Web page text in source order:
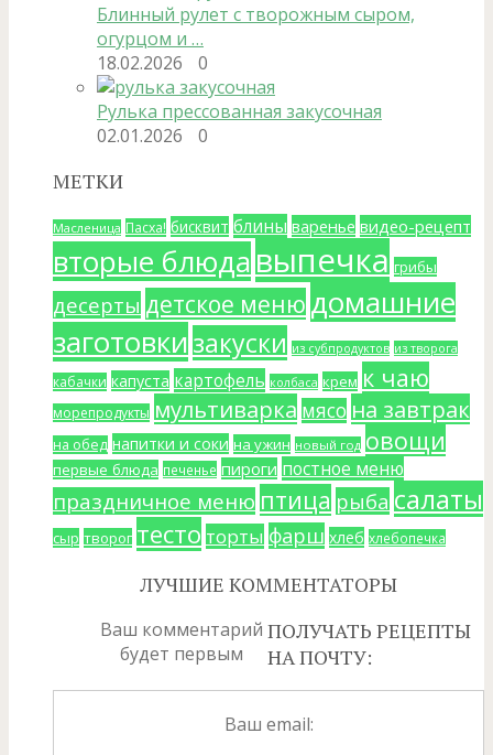
Блинный рулет с творожным сыром,
огурцом и …
18.02.2026
0
Рулька прессованная закусочная
02.01.2026
0
МЕТКИ
Масленица Пасха! бисквит блины варенье видео-рецепт
вторые блюдавыпечка грибы
десерты детское меню домашние
заготовкизакуски из субпродуктов из творога
кабачки капуста картофель колбаса крем к чаю
морепродукты мультиварка мясо на завтрак
на обед напитки и соки на ужин новый год овощи
первые блюда печенье пироги постное меню
праздничное меню птица рыба салаты
сыр творог тесто торты фарш хлеб хлебопечка
ЛУЧШИЕ КОММЕНТАТОРЫ
Ваш комментарий
будет первым
ПОЛУЧАТЬ РЕЦЕПТЫ
НА ПОЧТУ:
Ваш email: